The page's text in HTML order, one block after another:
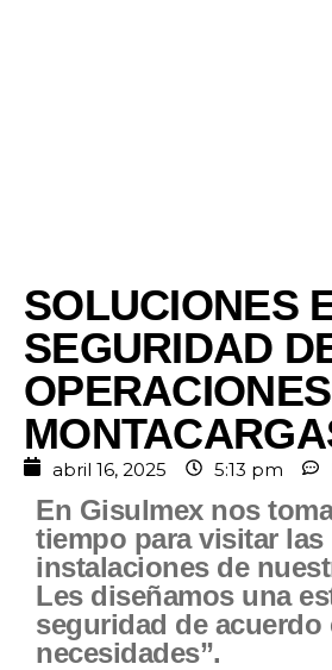
SOLUCIONES
SEGURIDAD
abril 16, 2025 5:13 pm
En Gisulmex nos
tiempo para visitar las
instalaciones de
Les diseñamos una
seguridad de acuerdo
necesidades”.